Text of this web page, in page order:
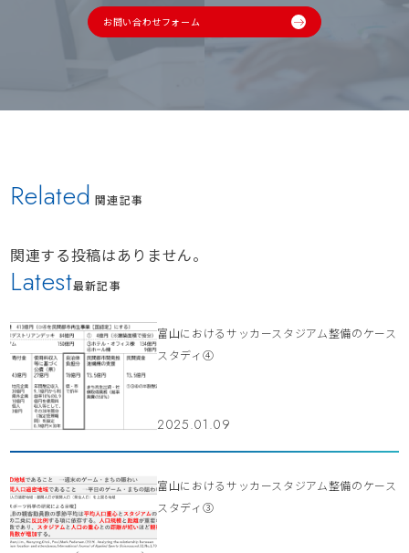
お問い合わせフォーム
Related 関連記事
関連する投稿はありません。
Latest最新記事
富山におけるサッカースタジアム整備のケース
スタディ④
2025.01.09
富山におけるサッカースタジアム整備のケース
スタディ③